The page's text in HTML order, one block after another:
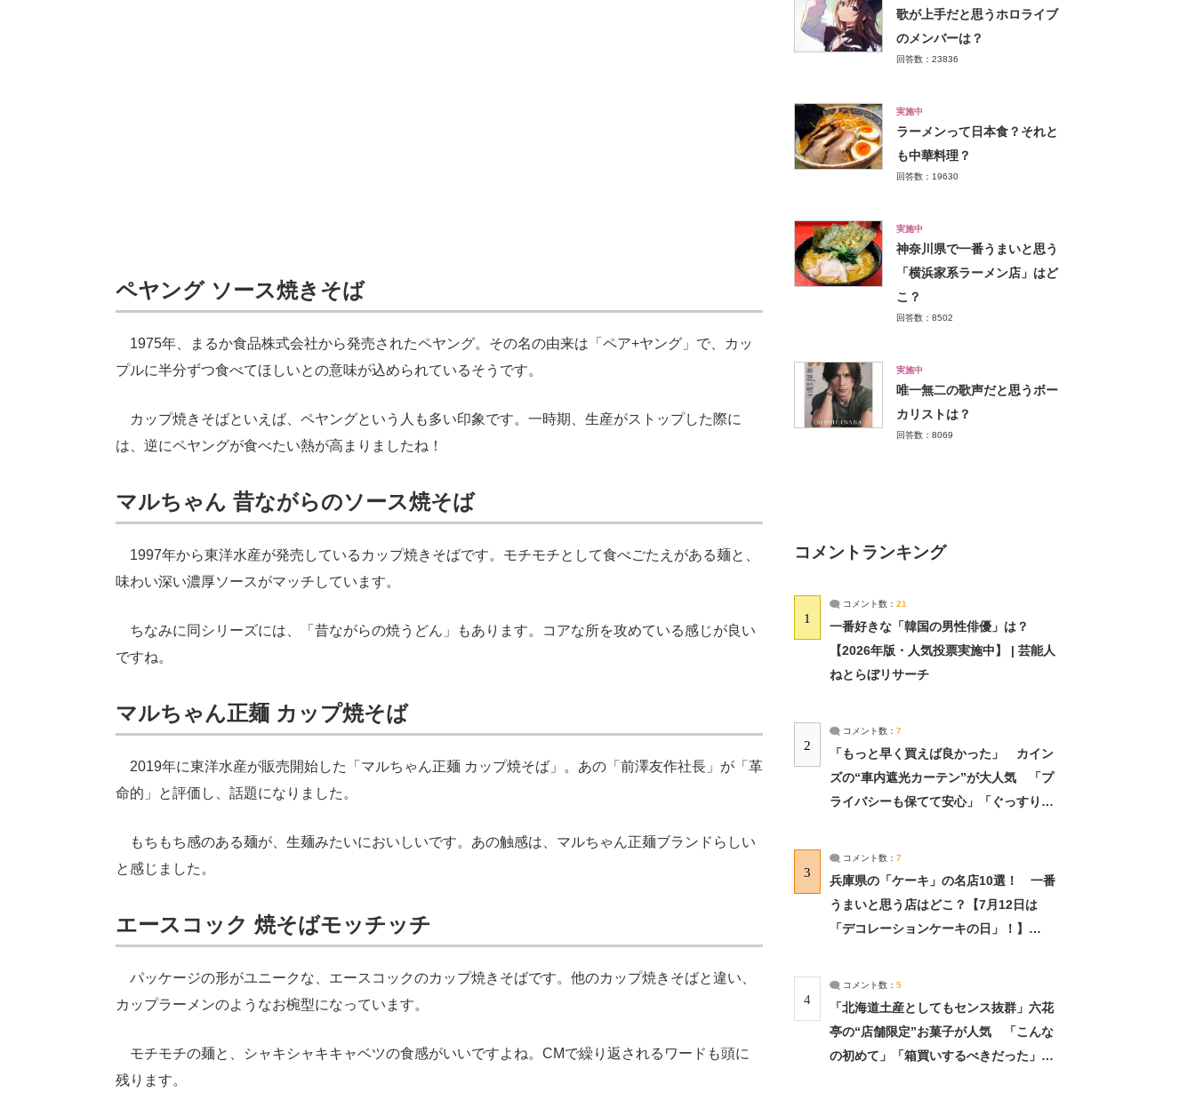
ペヤング ソース焼きそば
1975年、まるか食品株式会社から発売されたペヤング。その名の由来は「ペア+ヤング」で、カッ
プルに半分ずつ食べてほしいとの意味が込められているそうです。
カップ焼きそばといえば、ペヤングという人も多い印象です。一時期、生産がストップした際に
は、逆にペヤングが食べたい熱が高まりましたね！
マルちゃん 昔ながらのソース焼そば
1997年から東洋水産が発売しているカップ焼きそばです。モチモチとして食べごたえがある麺と、
味わい深い濃厚ソースがマッチしています。
ちなみに同シリーズには、「昔ながらの焼うどん」もあります。コアな所を攻めている感じが良い
ですね。
マルちゃん正麺 カップ焼そば
2019年に東洋水産が販売開始した「マルちゃん正麺 カップ焼そば」。あの「前澤友作社長」が「革
命的」と評価し、話題になりました。
もちもち感のある麺が、生麺みたいにおいしいです。あの触感は、マルちゃん正麺ブランドらしい
と感じました。
エースコック 焼そばモッチッチ
パッケージの形がユニークな、エースコックのカップ焼きそばです。他のカップ焼きそばと違い、
カップラーメンのようなお椀型になっています。
モチモチの麺と、シャキシャキキャベツの食感がいいですよね。CMで繰り返されるワードも頭に
残ります。
歌が上手だと思うホロライブ
のメンバーは？
回答数：23836
実施中
ラーメンって日本食？それと
も中華料理？
回答数：19630
実施中
神奈川県で一番うまいと思う
「横浜家系ラーメン店」はど
こ？
回答数：8502
実施中
唯一無二の歌声だと思うボー
カリストは？
回答数：8069
コメントランキング
1
コメント数： 21
一番好きな「韓国の男性俳優」は？
【2026年版・人気投票実施中】 | 芸能人
ねとらぼリサーチ
2
コメント数： 7
「もっと早く買えば良かった」 カイン
ズの“車内遮光カーテン”が大人気 「プ
ライバシーも保てて安心」「ぐっすり眠
3
コメント数： 7
兵庫県の「ケーキ」の名店10選！ 一番
うまいと思う店はどこ？【7月12日は
「デコレーションケーキの日」！】
4
コメント数： 5
「北海道土産としてもセンス抜群」六花
亭の“店舗限定”お菓子が人気 「こんな
の初めて」「箱買いするべきだった」